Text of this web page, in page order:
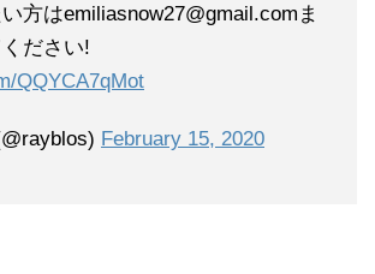
方はemiliasnow27@gmail.comま
ださい!
QQYCA7qMot
February 15, 2020